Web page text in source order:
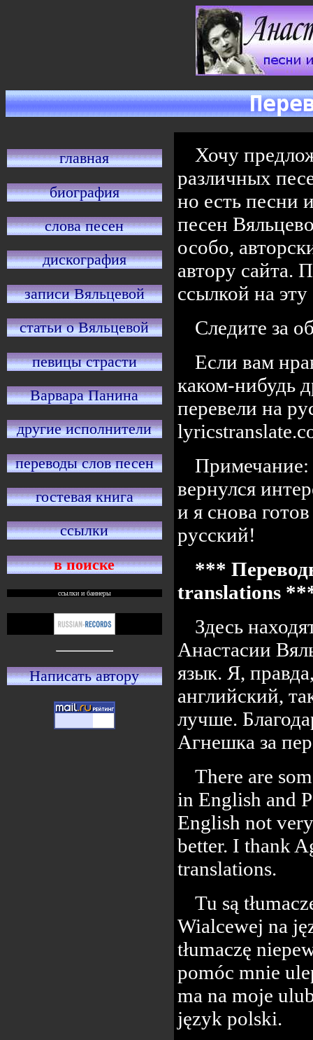
главная
биография
слова песен
дискография
записи Вяльцевой
статьи о Вяльцевой
певицы страсти
Варвара Панина
другие исполнители
переводы слов песен
гостевая книга
ссылки
в поиске
ссылки и баннеры
Написать автору
Хочу
различных
но есть песни
песен
особо,
автору сайта.
ссылкой на
Следите за
Если вам
каком-нибудь
перевели на
Примечание:
вернулся
и я снова
русский!
***
translations
Здесь
Анастасии
язык. Я,
английский,
лучше.
Агнешка за
There are
in English and
English not
better. I thank
translations.
Tu są
Wialcewej na
tłumaczę
pomóc mnie
ma na moje
język polski.